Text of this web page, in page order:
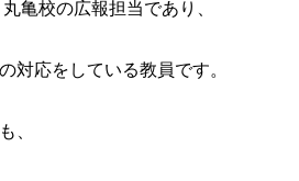
亀校の広報担当であり、
対応をしている教員です。
、